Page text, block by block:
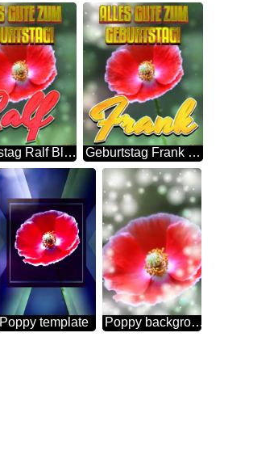
Geburtstag Ralf Blue Poppy Card Background Geburtstag Frank Blue Poppy Card Background
Poppy template Poppy background